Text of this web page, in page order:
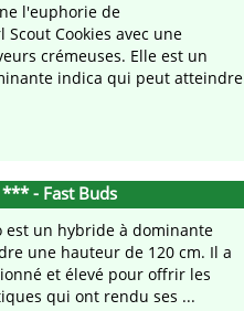
l'euphorie de
Cookies avec une
crémeuses. Elle est un
indica qui peut atteindre
- Fast Buds
est un hybride à dominante
une hauteur de 120 cm. Il a
et élevé pour offrir les
qui ont rendu ses ...